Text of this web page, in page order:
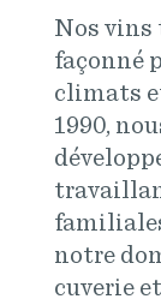
Nos
façonné
climats
1990,
notre
cuverie